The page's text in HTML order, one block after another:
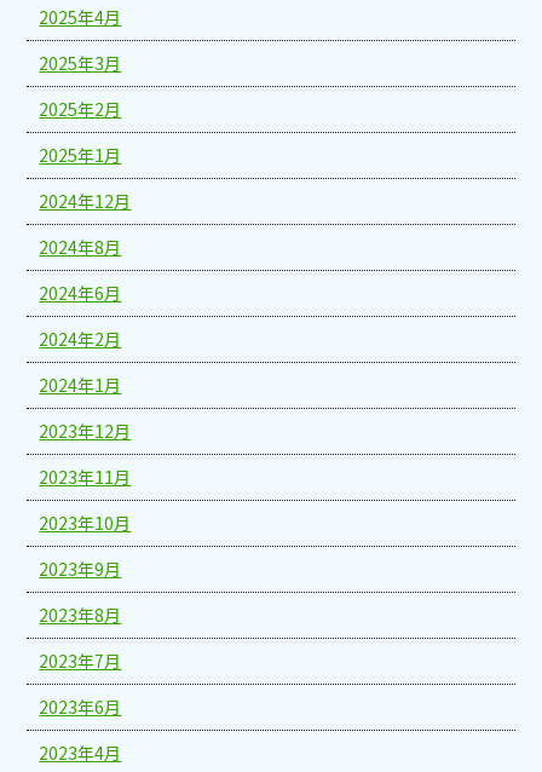
2025年4月
2025年3月
2025年2月
2025年1月
2024年12月
2024年8月
2024年6月
2024年2月
2024年1月
2023年12月
2023年11月
2023年10月
2023年9月
2023年8月
2023年7月
2023年6月
2023年4月